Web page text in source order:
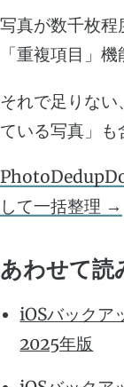
写真が数千枚
「重複項目」機
それで足りな
ている写真」も
して一括整理 →
あわせて読
iOSバック
2025年版